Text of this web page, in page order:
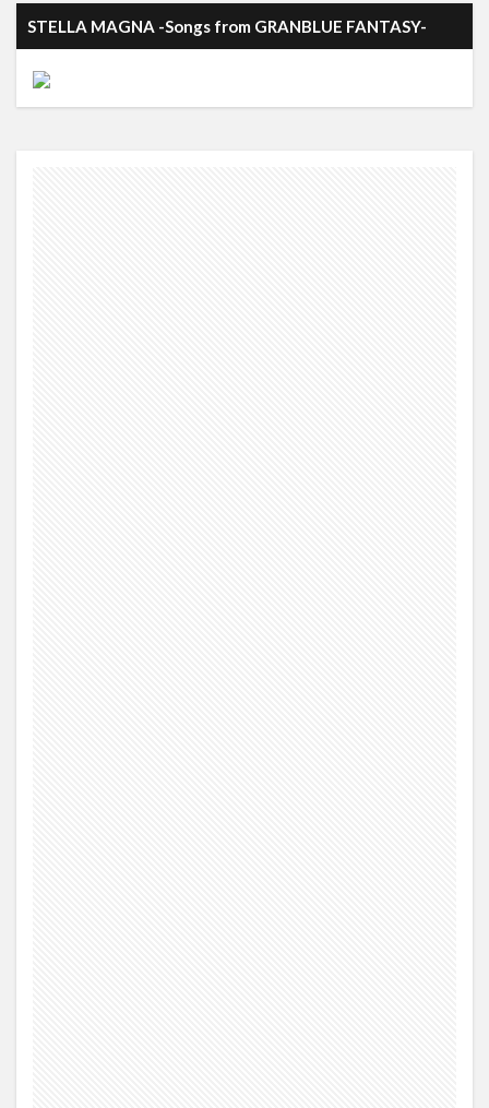
STELLA MAGNA -Songs from GRANBLUE FANTASY-